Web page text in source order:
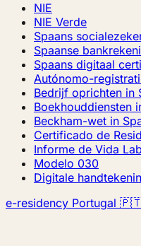
NIE
NIE Verde
Spaans
Spaanse
Spaans digitaal
Autónomo-
Bedrijf oprichten in
Boekhouddiensten
Beckham-wet in
Certificado de
Informe de Vida
Modelo 030
Digitale
e-residency Portugal